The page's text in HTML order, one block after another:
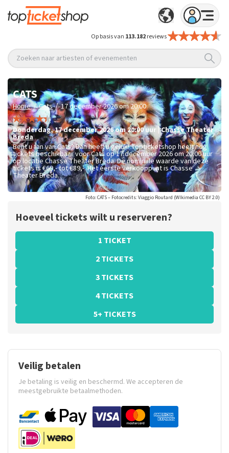
Op basis van 113.182reviews
Zoeken naar artiesten of evenementen
CATS
Home / Cats / 17 december 2026 om 20:00
donderdag,17 december 2026 om 20:00 uur |Chasse Theater
Breda
Bent u fan van Cats? Dan heeft u geluk! Topticketshop heeft nog
tickets beschikbaar voor Cats op 17 december 2026 om 20:00 uur
op locatie Chasse Theater Breda. De nominale waarde van deze
tickets is€69,- tot €89,-. Het eerste verkooppunt is Chasse
Theater Breda.
Foto: CATS – Fotocredits: Viaggio Routard (WIkimedia CC BY 2.0)
Hoeveel tickets wilt u reserveren?
1 TICKET
2 TICKETS
3 TICKETS
4 TICKETS
5+ TICKETS
Veilig betalen
Je betaling is veilig en beschermd. We accepteren de
meestgebruikte betaalmethoden.